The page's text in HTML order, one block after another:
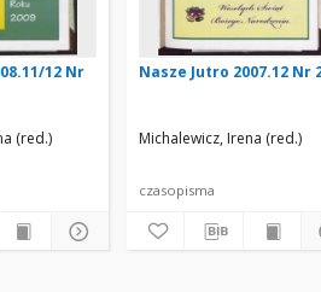
12 Nr
(red.)
Nasze Jutro 2007.12 Nr
Michalewicz, Irena (red.)
czasopisma